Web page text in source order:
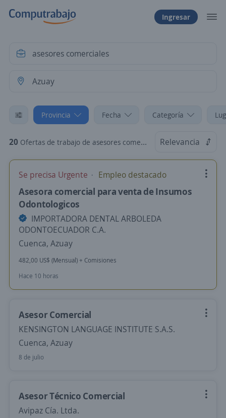
Ingresar
Provincia Fecha Categoría
20 Ofertas de trabajo de asesores comerciales en Azuay Relevancia
Se precisa Urgente Empleo destacado
Asesora comercial para venta de Insumos
Odontologicos
IMPORTADORA DENTAL ARBOLEDA
ODONTOECUADOR C.A.
Cuenca, Azuay
482,00 US$ (Mensual) + Comisiones
Hace 10 horas
Asesor Comercial
KENSINGTON LANGUAGE INSTITUTE S.A.S.
Cuenca, Azuay
8 de julio
Asesor Técnico Comercial
Avipaz Cía. Ltda.